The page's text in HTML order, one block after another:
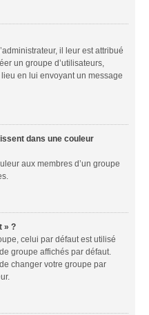
il leur est attribué
un groupe d’utilisateurs,
en lui envoyant un message
dans une couleur
aux membres d’un groupe
» ?
celui par défaut est utilisé
groupe affichés par défaut.
changer votre groupe par